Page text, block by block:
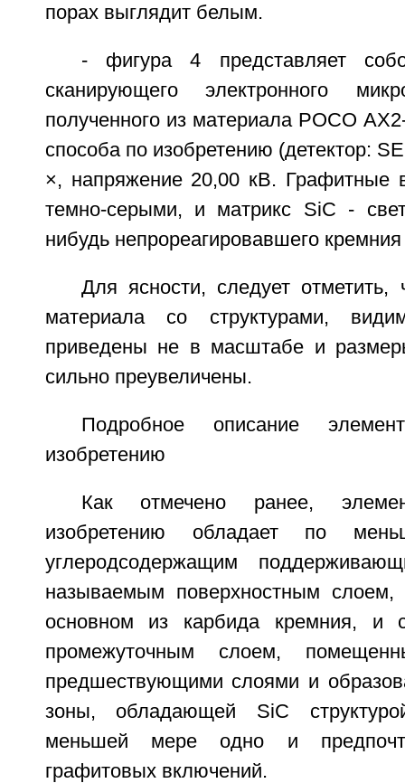
порах выглядит белым.
- фигура 4 представляет
сканирующего электронного
полученного из материала РОСО
способа по изобретению (детектор:
×, напряжение 20,00 кВ. Графитные
темно-серыми, и матрикс SiC -
нибудь непрореагировавшего
Для ясности, следует отметить,
материала со структурами,
приведены не в масштабе и
сильно преувеличены.
Подробное описание
изобретению
Как отмечено ранее,
изобретению обладает по
углеродсодержащим
называемым поверхностным
основном из карбида кремния, и
промежуточным слоем,
предшествующими слоями и
зоны, обладающей SiC
меньшей мере одно и
графитовых включений.